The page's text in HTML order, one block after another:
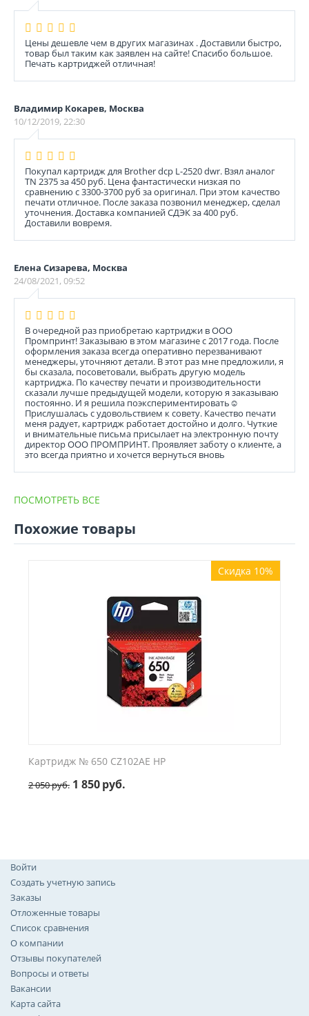
Цены дешевле чем в других магазинах . Доставили быстро,
товар был таким как заявлен на сайте! Спасибо большое.
Печать картриджей отличная!
Владимир Кокарев, Москва
10/12/2019, 22:30
Покупал картридж для Brother dcp L-2520 dwr. Взял аналог
TN 2375 за 450 руб. Цена фантастически низкая по
сравнению с 3300-3700 руб за оригинал. При этом качество
печати отличное. После заказа позвонил менеджер, сделал
уточнения. Доставка компанией СДЭК за 400 руб.
Доставили вовремя.
Елена Сизарева, Москва
24/08/2021, 09:52
В очередной раз приобретаю картриджи в ООО
Промпринт! Заказываю в этом магазине с 2017 года. После
оформления заказа всегда оперативно перезванивают
менеджеры, уточняют детали. В этот раз мне предложили, я
бы сказала, посоветовали, выбрать другую модель
картриджа. По качеству печати и производительности
сказали лучше предыдущей модели, которую я заказываю
постоянно. И я решила поэкспериментировать☺️
Прислушалась с удовольствием к совету. Качество печати
меня радует, картридж работает достойно и долго. Чуткие
и внимательные письма присылает на электронную почту
директор ООО ПРОМПРИНТ. Проявляет заботу о клиенте, а
это всегда приятно и хочется вернуться вновь
ПОСМОТРЕТЬ ВСЕ
Похожие товары
Скидка 10%
Картридж № 650 CZ102AE HP
2 050руб. 1 850руб.
Войти
Создать учетную запись
Заказы
Отложенные товары
Список сравнения
О компании
Отзывы покупателей
Вопросы и ответы
Вакансии
Карта сайта